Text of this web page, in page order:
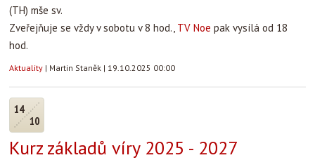
(TH) mše sv.
Zveřejňuje se vždy v sobotu v 8 hod., TV Noe pak vysílá od 18
hod.
Aktuality | Martin Staněk | 19.10.2025 00:00
14
10
Kurz základů víry 2025 - 2027